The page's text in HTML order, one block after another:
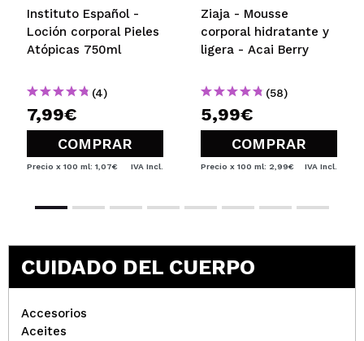
Instituto Español -
Loción corporal Pieles
Atópicas 750ml
(4)
7,99€
COMPRAR
Precio x 100 ml: 1,07€ IVA Incl.
Ziaja - Mousse
corporal hidratante y
ligera - Acai Berry
(58)
5,99€
COMPRAR
Precio x 100 ml: 2,99€ IVA Incl.
CUIDADO DEL CUERPO
Accesorios
Aceites